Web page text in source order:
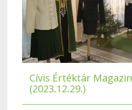
Cívis Értéktár Magazin
(2023.12.29.)